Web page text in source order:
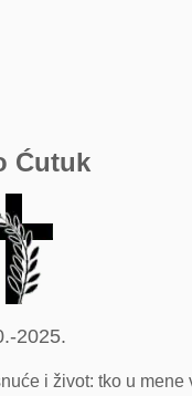
Ćutuk
2025.
i život: tko u